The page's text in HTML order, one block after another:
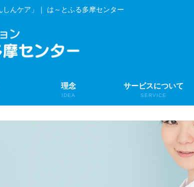
んケア」｜ は～とふる多摩センター
理念
IDEA
サービスについて
SERVICE